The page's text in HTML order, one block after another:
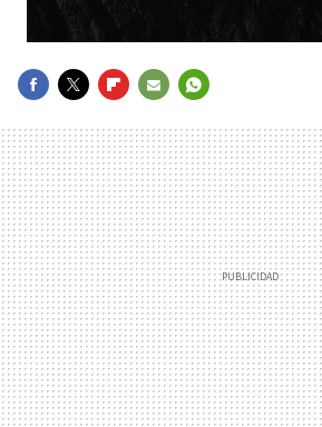
MAIL